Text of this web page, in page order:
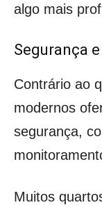
algo mais
Segurança
Contrário ao
modernos
segurança,
Muitos